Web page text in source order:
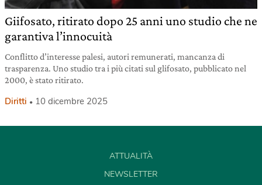
Giifosato, ritirato dopo 25 anni uno studio che ne
garantiva l’innocuità
Conflitto d’interesse palesi, autori remunerati, mancanza di
trasparenza. Uno studio tra i più citati sul glifosato, pubblicato nel
2000, è stato ritirato.
Diritti 10 dicembre 2025
ATTUALITÀ
NEWSLETTER